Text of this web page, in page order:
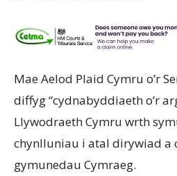
Mae Aelod Plaid Cymru o’r
diffyg “cydnabyddiaeth o’r
Llywodraeth Cymru wrth
chynlluniau i atal dirywiad a
gymunedau Cymraeg.